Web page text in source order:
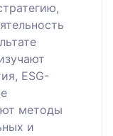
ESG-
методы
и